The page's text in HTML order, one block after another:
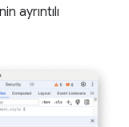
ayrıntılı